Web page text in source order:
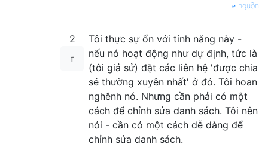
nguồn
2
Tôi thực sự ổn với tính năng này -
nếu nó hoạt động như dự định, tức là
(tôi giả sử) đặt các liên hệ 'được chia
sẻ thường xuyên nhất' ở đó. Tôi hoan
nghênh nó. Nhưng cần phải có một
cách để chỉnh sửa danh sách. Tôi nên
nói - cần có một cách dễ dàng để
chỉnh sửa danh sách.